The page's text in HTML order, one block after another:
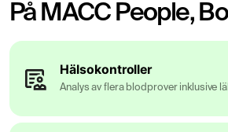
På MACC People,
Hälsokontroller
Analys av flera blodprover inklusive